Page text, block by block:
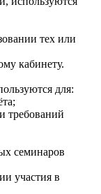
тех или
кабинету.
для:
требований
семинаров
участия в